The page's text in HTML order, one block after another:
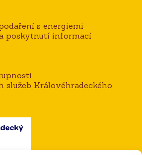
s energiemi
poskytnutí informací
služeb Královéhradeckého